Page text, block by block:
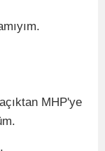
MHP'ye